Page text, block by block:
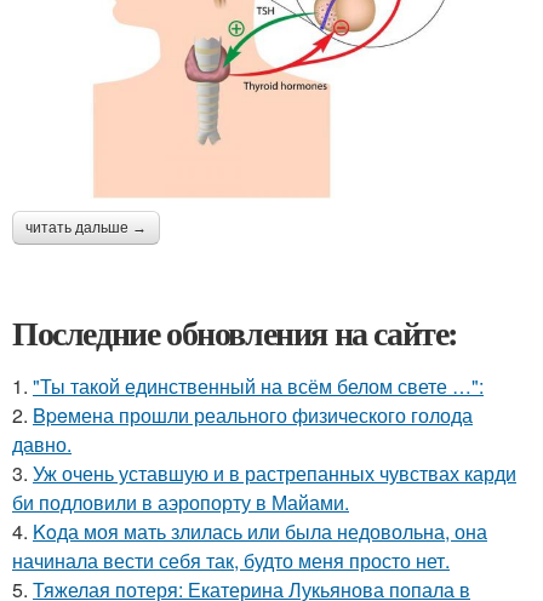
читать дальше →
Последние обновления на сайте:
1. "Ты такой единственный на всём белом свете …":
2. Bpeмена прошли реального физического голода
давно.
3. Уж очень уставшую и в растрепанных чувствах карди
би подловили в аэропорту в Майами.
4. Koда моя мать злилась или была недовольна, она
начинала вести себя так, будто меня просто нет.
5. Тяжелая потеря: Екатерина Лукьянова попала в